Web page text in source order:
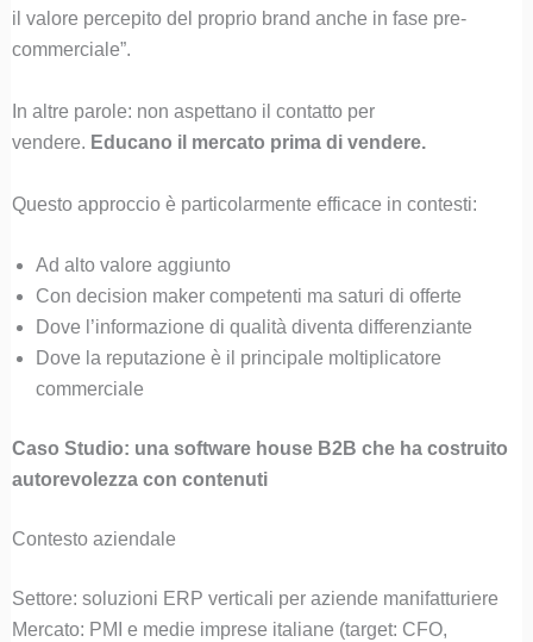
il valore percepito del proprio brand anche in fase pre-
commerciale”.
In altre parole: non aspettano il contatto per
vendere. Educano il mercato prima di vendere.
Questo approccio è particolarmente efficace in contesti:
Ad alto valore aggiunto
Con decision maker competenti ma saturi di offerte
Dove l’informazione di qualità diventa differenziante
Dove la reputazione è il principale moltiplicatore
commerciale
Caso Studio: una software house B2B che ha costruito
autorevolezza con contenuti
Contesto aziendale
Settore: soluzioni ERP verticali per aziende manifatturiere
Mercato: PMI e medie imprese italiane (target: CFO,